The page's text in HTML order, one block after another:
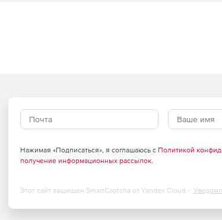
Нажимая «Подписаться», я соглашаюсь с Политикой
получение информационных рассылок.
Этот сайт защищен SmartCaptcha от Yandex Cloud -